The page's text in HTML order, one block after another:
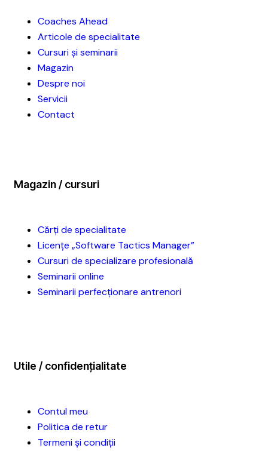
Coaches Ahead
Articole de specialitate
Cursuri și seminarii
Magazin
Despre noi
Servicii
Contact
Magazin / cursuri
Cărți de specialitate
Licențe „Software Tactics Manager”
Cursuri de specializare profesională
Seminarii online
Seminarii perfecționare antrenori
Utile / confidențialitate
Contul meu
Politica de retur
Termeni și condiții